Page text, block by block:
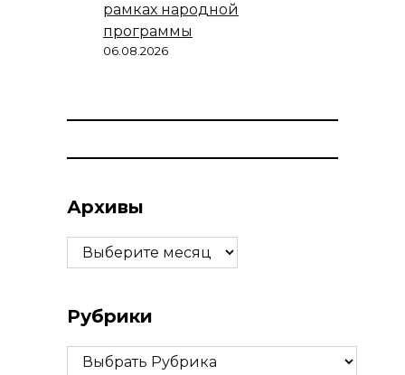
рамках народной
программы
06.08.2026
Архивы
Архивы
Рубрики
Рубрики